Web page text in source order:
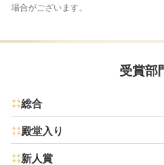
場合がございます。
受賞部
総合
殿堂入り
新人賞